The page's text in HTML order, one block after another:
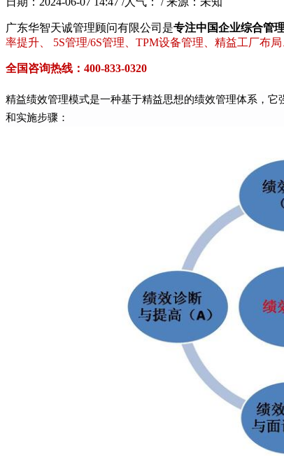
广东华智天诚管理顾问有限公司是专注中国企业综合管
率提升、 5S管理/6S管理、TPM设备管理、精益工厂布
全国咨询热线：400-833-0320
精益绩效管理模式是一种基于精益思想的绩效管理体系，
和实施步骤：